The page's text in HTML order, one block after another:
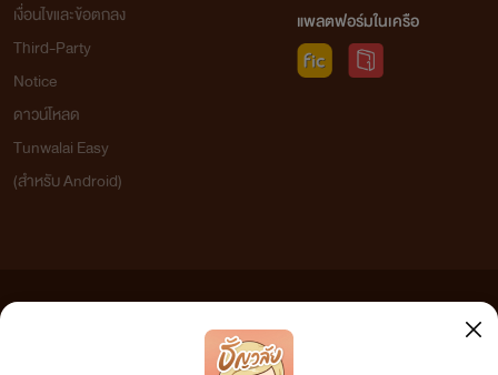
เงื่อนไขและข้อตกลง
Third-Party
Notice
ดาวน์โหลด
Tunwalai Easy
(สำหรับ Android)
แพลตฟอร์มในเครือ
เว็บไซต์แห่งนี้ไม่ได้เห็นด้วยและไม่ขอรับผิดชอบต่อข้อความใดๆ ทั้งสิ้น ดังนั้นผู้อ่านทุกท่านโปรดใช้
วิจารณญาณในการกลั่นกรองด้วยตนเอง และหากท่านพบข้อความใดๆ ที่ขัดต่อกฎหมายและศีลธรรม